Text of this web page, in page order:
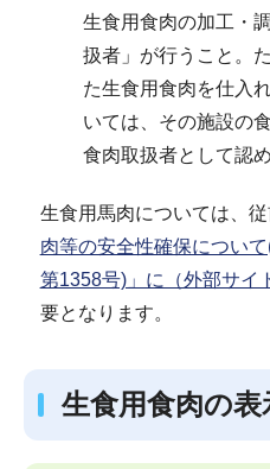
生食用食肉の加工・
扱者」が行うこと。
た生食用食肉を仕入
いては、その施設の
食肉取扱者として認
生食用馬肉については、
肉等の安全性確保につい
第1358号)」に（外部サイ
要となります。
生食用食肉の